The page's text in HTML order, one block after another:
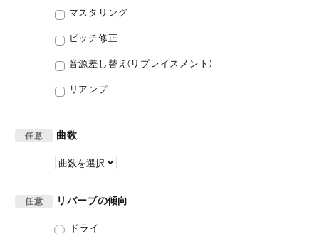
マスタリング
ピッチ修正
音源差し替え(リプレイスメント)
リアンプ
任意 曲数
任意 リバーブの傾向
ドライ